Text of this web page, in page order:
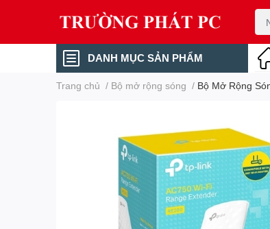
DANH MỤC SẢN PHẨM
Trang chủ / Bộ mở rộng sóng / Bộ Mở Rộng